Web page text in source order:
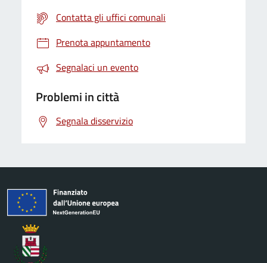
Contatta gli uffici comunali
Prenota appuntamento
Segnalaci un evento
Problemi in città
Segnala disservizio